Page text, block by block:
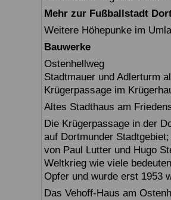
Mehr zur Fußballstadt
Weitere Höhepunke im
Bauwerke
Ostenhellweg
Stadtmauer und Adlerturm
Krügerpassage im
Altes Stadthaus am
Die Krügerpassage in der
auf Dortmunder
von Paul Lutter und Hugo
Weltkrieg wie viele
Opfer und wurde erst 1953
Das Vehoff-Haus am